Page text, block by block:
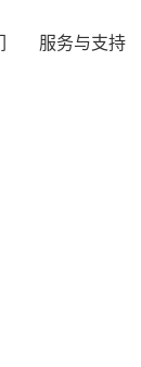
服务与支持